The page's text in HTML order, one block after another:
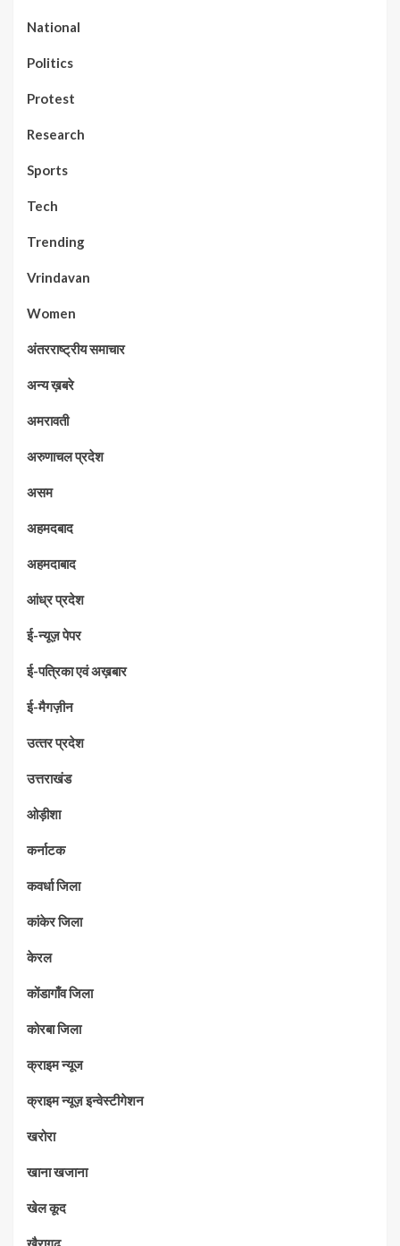
National
Politics
Protest
Research
Sports
Tech
Trending
Vrindavan
Women
अंतरराष्ट्रीय समाचार
अन्य ख़बरे
अमरावती
अरुणाचल प्रदेश
असम
अहमदबाद
अहमदाबाद
आंध्र प्रदेश
ई-न्यूज़ पेपर
ई-पत्रिका एवं अख़बार
ई-मैगज़ीन
उत्‍तर प्रदेश
उत्तराखंड
ओड़ीशा
कर्नाटक
कवर्धा जिला
कांकेर जिला
केरल
कोंडागाँव जिला
कोरबा जिला
क्राइम न्यूज
क्राइम न्यूज़ इन्वेस्टीगेशन
खरोरा
खाना खजाना
खेल कूद